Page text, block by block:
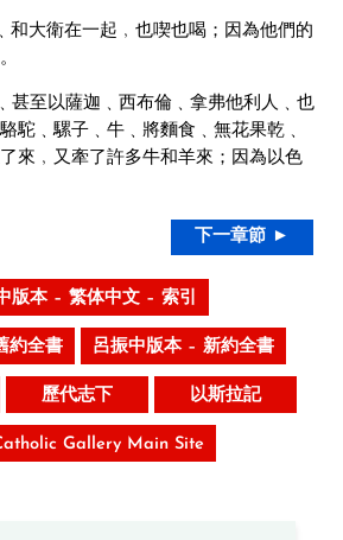
和大衛在一起﹐也喫也喝；因為他們的
甚至以薩迦﹑西布倫﹑拿弗他利人﹑也
駝﹑騾子﹑牛﹑將麵食﹑無花果乾﹑
來﹐又牽了許多牛和羊來；因為以色
下一章節 ►
版本 – 繁体中文 – 索引
約全書 呂振中版本 – 新約全書
歷代志下 以斯拉記
Gallery Main Site